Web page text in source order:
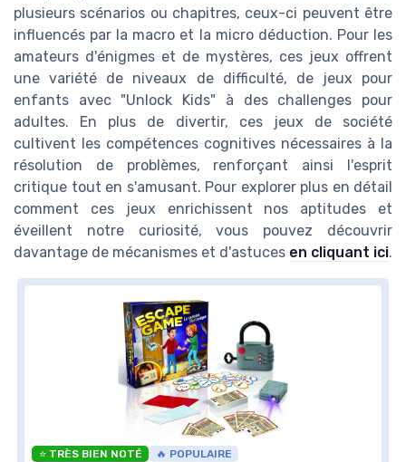
plusieurs scénarios ou chapitres, ceux-ci peuvent être
influencés par la macro et la micro déduction. Pour les
amateurs d'énigmes et de mystères, ces jeux offrent
une variété de niveaux de difficulté, de jeux pour
enfants avec "Unlock Kids" à des challenges pour
adultes. En plus de divertir, ces jeux de société
cultivent les compétences cognitives nécessaires à la
résolution de problèmes, renforçant ainsi l'esprit
critique tout en s'amusant. Pour explorer plus en détail
comment ces jeux enrichissent nos aptitudes et
éveillent notre curiosité, vous pouvez découvrir
davantage de mécanismes et d'astuces en cliquant ici.
⭐ TRÈS BIEN NOTÉ 🔥 POPULAIRE